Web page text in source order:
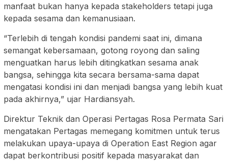
manfaat bukan hanya kepada stakeholders tetapi juga
kepada sesama dan kemanusiaan.
“Terlebih di tengah kondisi pandemi saat ini, dimana
semangat kebersamaan, gotong royong dan saling
menguatkan harus lebih ditingkatkan sesama anak
bangsa, sehingga kita secara bersama-sama dapat
mengatasi kondisi ini dan menjadi bangsa yang lebih kuat
pada akhirnya,” ujar Hardiansyah.
Direktur Teknik dan Operasi Pertagas Rosa Permata Sari
mengatakan Pertagas memegang komitmen untuk terus
melakukan upaya-upaya di Operation East Region agar
dapat berkontribusi positif kepada masyarakat dan